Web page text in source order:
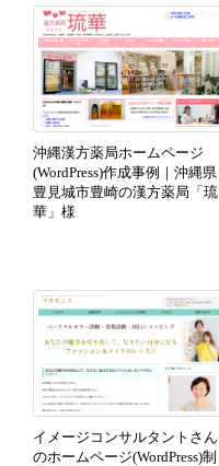
沖縄漢方薬局ホームページ
(WordPress)作成事例｜沖縄県
豊見城市豊崎の漢方薬局「琉
華」様
イメージコンサルタントさん
のホームページ(WordPress)制